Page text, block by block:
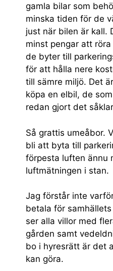
gamla bilar som
minska tiden för de
just när bilen är kall.
minst pengar att
de byter till
för att hålla nere
till sämre miljö. Det
köpa en elbil, de
redan gjort det
Så grattis umeåbor.
bli att byta till
förpesta luften ännu
luftmätningen i stan.
Jag förstår inte
betala för
ser alla villor med
gården samt
bo i hyresrätt är det
kan göra.